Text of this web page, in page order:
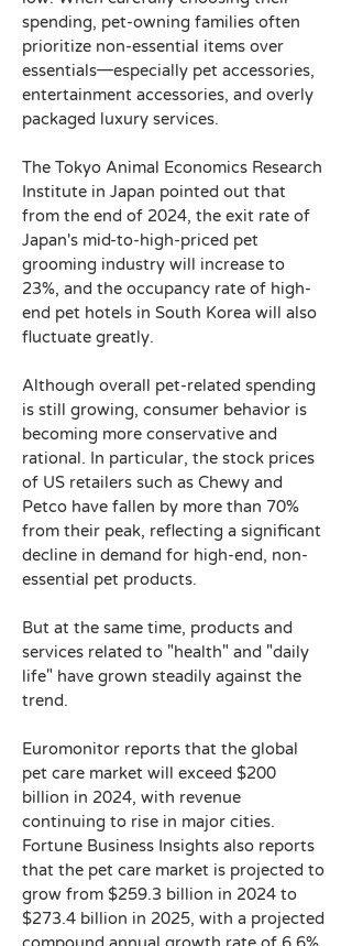
spending, pet-owning families often
prioritize non-essential items over
essentials—especially pet accessories,
entertainment accessories, and overly
packaged luxury services.
The Tokyo Animal Economics Research
Institute in Japan pointed out that
from the end of 2024, the exit rate of
Japan's mid-to-high-priced pet
grooming industry will increase to
23%, and the occupancy rate of high-
end pet hotels in South Korea will also
fluctuate greatly.
Although overall pet-related spending
is still growing, consumer behavior is
becoming more conservative and
rational. In particular, the stock prices
of US retailers such as Chewy and
Petco have fallen by more than 70%
from their peak, reflecting a significant
decline in demand for high-end, non-
essential pet products.
But at the same time, products and
services related to "health" and "daily
life" have grown steadily against the
trend.
Euromonitor reports that the global
pet care market will exceed $200
billion in 2024, with revenue
continuing to rise in major cities.
Fortune Business Insights also reports
that the pet care market is projected to
grow from $259.3 billion in 2024 to
$273.4 billion in 2025, with a projected
compound annual growth rate of 6.6%